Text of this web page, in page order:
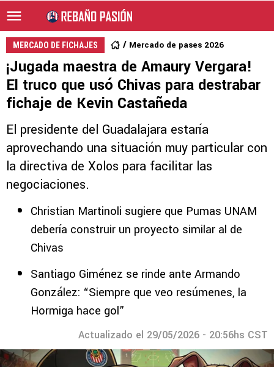
MERCADO DE FICHAJES Mercado de pases 2026
¡Jugada maestra de Amaury Vergara!
El truco que usó Chivas para destrabar
fichaje de Kevin Castañeda
El presidente del Guadalajara estaría
aprovechando una situación muy particular con
la directiva de Xolos para facilitar las
negociaciones.
Christian Martinoli sugiere que Pumas UNAM
debería construir un proyecto similar al de
Chivas
Santiago Giménez se rinde ante Armando
González: “Siempre que veo resúmenes, la
Hormiga hace gol”
Actualizado el 29/05/2026 - 20:56hs CST